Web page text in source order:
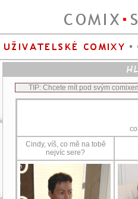
TIP: Chcete mít pod svým
Cindy, víš, co mě na tobě
nejvíc sere?